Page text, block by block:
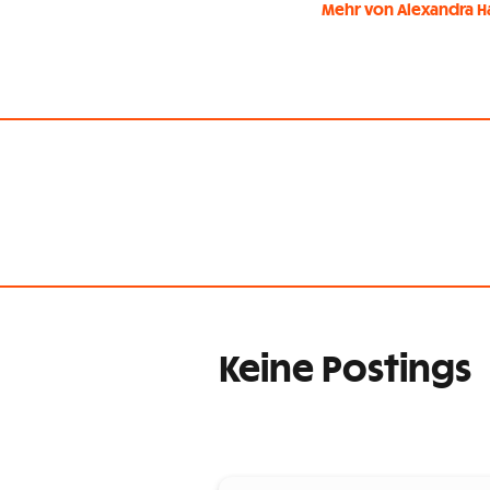
Mehr von Alexandra
Keine Postings